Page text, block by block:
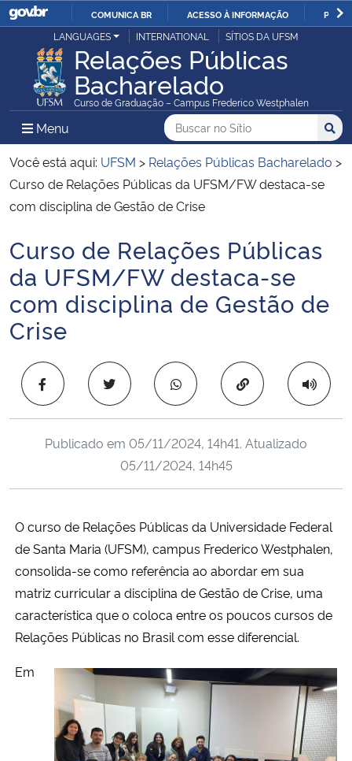
IR
PARA
O
CONTEÚDO
COMUNICA BR ACESSO À INFORMAÇÃO
Ministério da Justiça e Segurança Pública
Ministério da Defesa
Ministério das Relações Exteriores
Ministério da Economia
Ministério da Infraestrutura
Ministério da Agricultura, Pecuária e Abastecimento
Ministério da Educação
Ministério da Cidadania
Ministério da Saúde
Ministério de Minas e Energia
Ministério da Ciência, Tecnologia, Inovações e Comunicações
Ministério do Meio Ambiente
Ministério do Turismo
Ministério do Desenvolvimento Regional
Ministério da Mulher, da Família e dos Direitos Humanos
Secretaria-Geral
LANGUAGES INTERNATIONAL SÍTIOS DA UFSM
Relações Públicas
Bacharelado
Curso de Graduação – Campus Frederico Westphalen
Menu Menu Principal do Sítio
Busca
Buscar no no Sítio
Busca:
Você está aqui: UFSM > Relações Públicas Bacharelado >
Curso de Relações Públicas da UFSM/FW destaca-se
com disciplina de Gestão de Crise
Início do conteúdo
Curso de Relações Públicas
da UFSM/FW destaca-se
com disciplina de Gestão de
Crise
Copiar para área
Publicado em 05/11/2024, 14h41. Atualizado
05/11/2024, 14h45
O curso de Relações Públicas da Universidade Federal
de Santa Maria (UFSM), campus Frederico Westphalen,
consolida-se como referência ao abordar em sua
matriz curricular a disciplina de Gestão de Crise, uma
característica que o coloca entre os poucos cursos de
Relações Públicas no Brasil com esse diferencial.
Em